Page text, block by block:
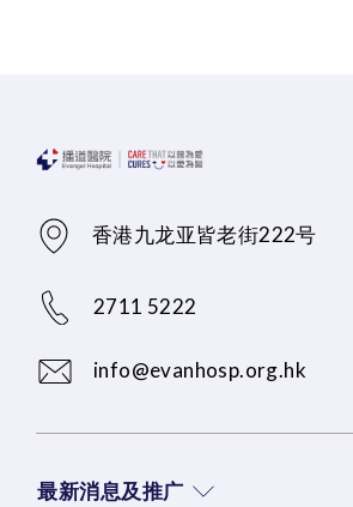
香港九龙亚皆老街222号
2711 5222
info@evanhosp.org.hk
最新消息及推广